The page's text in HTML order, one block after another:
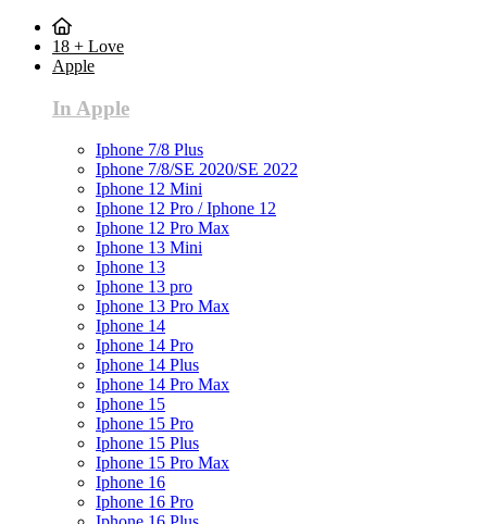
18 + Love
Apple
In Apple
Iphone 7/8 Plus
Iphone 7/8/SE 2020/SE 2022
Iphone 12 Mini
Iphone 12 Pro / Iphone 12
Iphone 12 Pro Max
Iphone 13 Mini
Iphone 13
Iphone 13 pro
Iphone 13 Pro Max
Iphone 14
Iphone 14 Pro
Iphone 14 Plus
Iphone 14 Pro Max
Iphone 15
Iphone 15 Pro
Iphone 15 Plus
Iphone 15 Pro Max
Iphone 16
Iphone 16 Pro